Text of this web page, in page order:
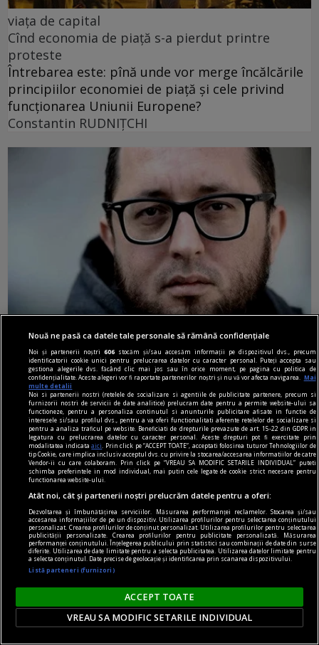
viața de capital
Cînd economia de piață s-a pierdut printre
proteste
Întrebarea este: pînă unde vor merge încălcările
principiilor economiei de piață și cele privind
funcționarea Uniunii Europene?
Constantin RUDNIŢCHI
contraintuiția
De ce n-avea Navalnîi șapcă?
Dar trebuie să îi dăm societății ruse credit că
măcar a încercat. Sacrificiul lui Navalnîi e dovada.
Teodor TIŢĂ
la răscruce de gînduri
Nouă ne pasă ca datele tale personale să rămână confidențiale
Noi și partenerii noștri606 stocăm și/sau accesăm informații pe dispozitivul dvs., precum
identificatorii cookie unici pentru prelucrarea datelor cu caracter personal. Puteți accepta sau
gestiona alegerile dvs. făcând clic mai jos sau în orice moment, pe pagina cu politica de
confidențialitate. Aceste alegeri vor fi raportate partenerilor noștri și nu vă vor afecta navigarea.
Mai
multe detalii
Noi si partenerii nostri (retelele de socializare si agentiile de publicitate partenere, precum si
furnizorii nostri de servicii de date analitice) prelucram date pentru a permite website-ului sa
functioneze, pentru a personaliza continutul si anunturile publicitare afisate in functie de
interesele si/sau profilul dvs., pentru a va oferi functionalitati aferente retelelor de socializare si
pentru a analiza traficul pe website. Beneficiati de drepturile prevazute de art. 15-22 din GDPR in
legatura cu prelucrarea datelor cu caracter personal. Aceste drepturi pot fi exercitate prin
modalitatea indicataaici
. Prin click pe “ACCEPT TOATE”, acceptati folosirea tuturor Tehnologiilor de
tip Cookie, care implica inclusiv acceptul dvs. cu privire la stocarea/accesarea informatiilor de catre
Vendor-ii cu care colaboram. Prin click pe “VREAU SA MODIFIC SETARILE INDIVIDUAL” puteti
schimba preferintele in mod individual, mai putin cele legate de cookie strict necesare pentru
functionarea website-ului.
Atât noi, cât și partenerii noștri prelucrăm datele pentru a oferi:
Dezvoltarea și îmbunătățirea serviciilor. Măsurarea performanței reclamelor. Stocarea și/sau
accesarea informațiilor de pe un dispozitiv. Utilizarea profilurilor pentru selectarea conținutului
personalizat. Crearea profilurilor de conținut personalizat. Utilizarea profilurilor pentru selectarea
publicității personalizate. Crearea profilurilor pentru publicitate personalizată. Măsurarea
performanței conținutului. Înțelegerea publicului prin statistici sau combinații de date din surse
diferite. Utilizarea de date limitate pentru a selecta publicitatea. Utilizarea datelor limitate pentru
a selecta conținutul. Date precise de geolocație și identificarea prin scanarea dispozitivului.
Listă parteneri (furnizori)
ACCEPT TOATE
VREAU SA MODIFIC SETARILE INDIVIDUAL